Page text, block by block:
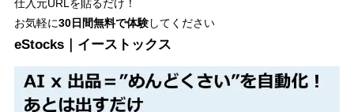
仕入元URLを貼るだけ！
お気軽に30日間無料で体験してください
eStocks｜イーストックス